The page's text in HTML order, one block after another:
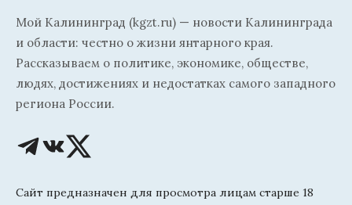
Мой Калининград (kgzt.ru) — новости Калининграда
и области: честно о жизни янтарного края.
Рассказываем о политике, экономике, обществе,
людях, достижениях и недостатках самого западного
региона России.
Сайт предназначен для просмотра лицам старше 18